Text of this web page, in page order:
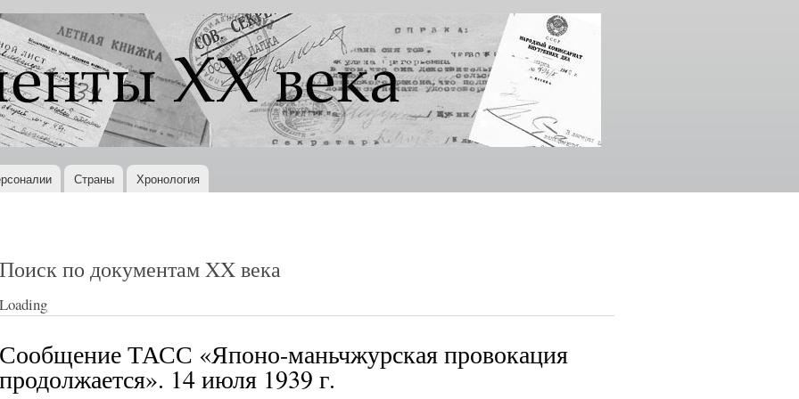
Перейти к
основному
содержанию
Страны Хронология
Поиск по документам XX века
Loading
Сообщение ТАСС «Японо-маньчжурская провокация
продолжается». 14 июля 1939 г.